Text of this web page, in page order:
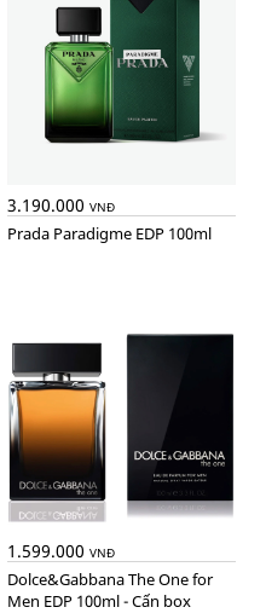
3.190.000 VNĐ
Prada Paradigme EDP 100ml
1.599.000 VNĐ
Dolce&Gabbana The One for
Men EDP 100ml - Cấn box